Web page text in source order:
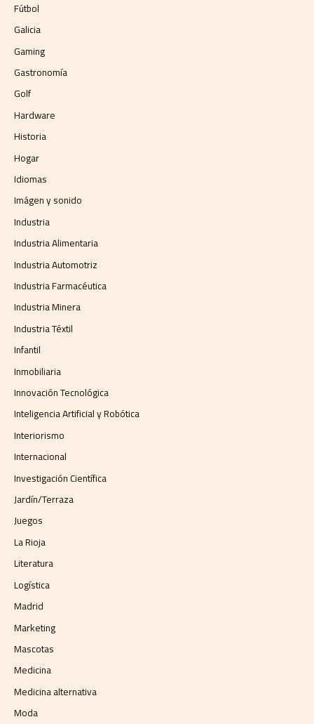
Fútbol
Galicia
Gaming
Gastronomía
Golf
Hardware
Historia
Hogar
Idiomas
Imágen y sonido
Industria
Industria Alimentaria
Industria Automotriz
Industria Farmacéutica
Industria Minera
Industria Téxtil
Infantil
Inmobiliaria
Innovación Tecnológica
Inteligencia Artificial y Robótica
Interiorismo
Internacional
Investigación Científica
Jardín/Terraza
Juegos
La Rioja
Literatura
Logística
Madrid
Marketing
Mascotas
Medicina
Medicina alternativa
Moda